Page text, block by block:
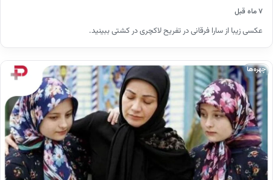
۷ ماه قبل
عکسی زیبا از سارا فرقانی در تفریح لاکچری در کشتی ببینید.
چهره‌ها